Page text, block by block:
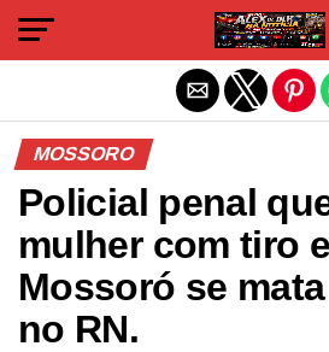
MOSSORO
Policial penal
mulher com tiro
Mossoró se
no RN.
Sair da versão